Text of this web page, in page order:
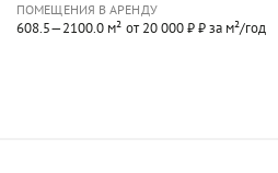
ПОМЕЩЕНИЯ В АРЕНДУ
608.5—2100.0 м² от 20 000 ₽ ₽ за м²/год